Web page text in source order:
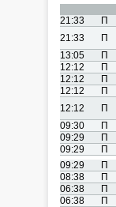
21:33 П
21:33
П
13:05
П
12:12
П
12:12
П
12:12
П
12:12
П
09:30
П
09:29
П
09:29
П
09:29
П
08:38
П
06:38
П
06:38
П